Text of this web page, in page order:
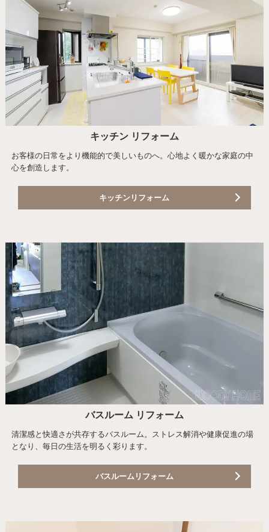
キッチン リフォーム
お客様の日常をより機能的で美しいものへ。心地よく暖かな家庭の中
心を創造します。
キッチンリフォーム
バスルーム リフォーム
清潔感と快適さが共存するバスルーム。ストレス解消や健康促進の場
となり、毎日の生活を明るく彩ります。
バスルームリフォーム